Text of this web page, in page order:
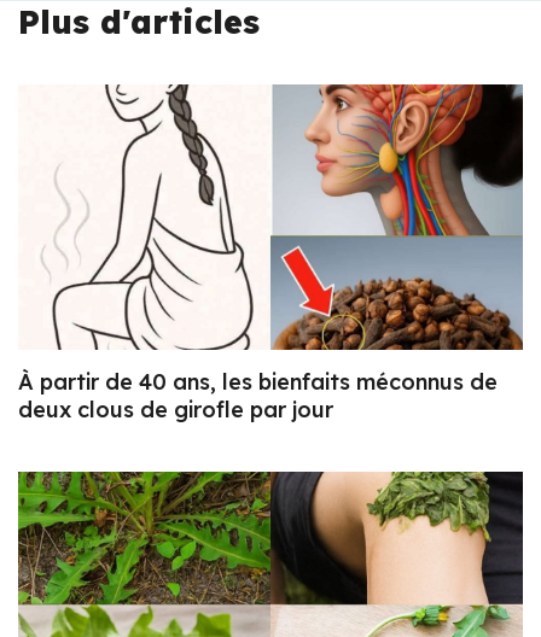
Plus d'articles
À partir de 40 ans, les bienfaits méconnus de
deux clous de girofle par jour